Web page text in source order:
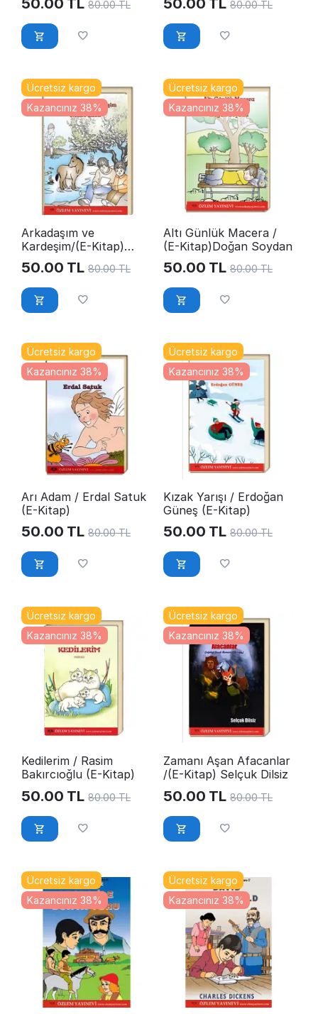
80.00 TL 80.00 TL
Ücretsiz kargo
Kazancınız 38%
Arkadaşım ve
Kardeşim/(E-Kitap)
Nefise Eken
50.00 TL 80.00 TL
Ücretsiz kargo
Kazancınız 38%
Altı Günlük Macera /
(E-Kitap)Doğan Soydan
50.00 TL 80.00 TL
Ücretsiz kargo
Kazancınız 38%
Arı Adam / Erdal Satuk
(E-Kitap)
50.00 TL 80.00 TL
Ücretsiz kargo
Kazancınız 38%
Kızak Yarışı / Erdoğan
Güneş (E-Kitap)
50.00 TL 80.00 TL
Ücretsiz kargo
Kazancınız 38%
Kedilerim / Rasim
Bakırcıoğlu (E-Kitap)
50.00 TL 80.00 TL
Ücretsiz kargo
Kazancınız 38%
Zamanı Aşan Afacanlar
/(E-Kitap) Selçuk Dilsiz
50.00 TL 80.00 TL
Ücretsiz kargo
Kazancınız 38%
Ücretsiz kargo
Kazancınız 38%